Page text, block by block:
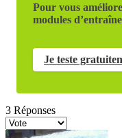
Pour vous
modules
Je teste
3 Réponses